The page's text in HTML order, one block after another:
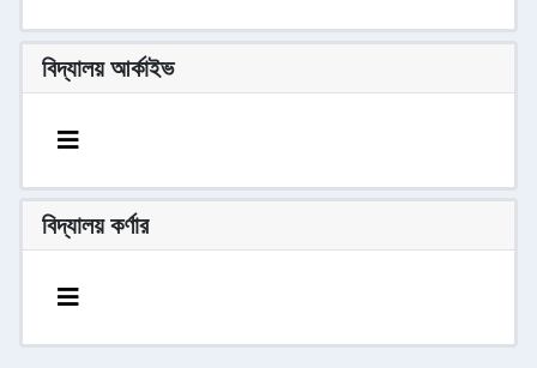
বিদ্যালয় আর্কাইভ
বিদ্যালয় কর্ণার